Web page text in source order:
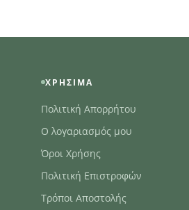
ΧΡΉΣΙΜΑ
Πολιτική Απορρήτου
Ο λογαριασμός μου
Όροι Χρήσης
Πολιτική Επιστροφών
Τρόποι Αποστολής